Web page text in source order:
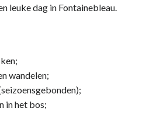
leuke dag in Fontainebleau.
wandelen;
in het bos;